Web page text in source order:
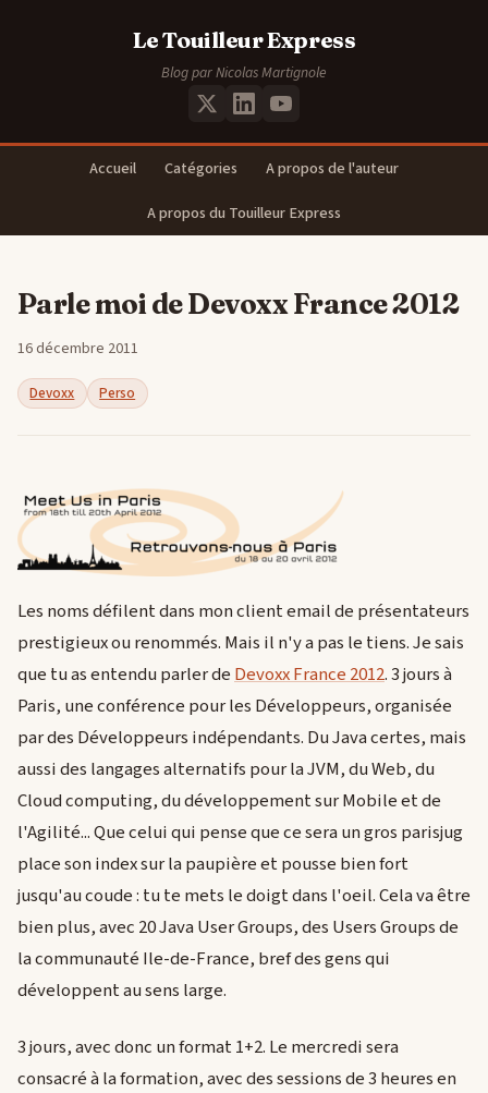
Le Touilleur Express
Blog par Nicolas Martignole
Accueil Catégories
A propos de l'auteur
A propos du Touilleur Express
Parle moi de Devoxx France 2012
16 décembre 2011
Devoxx Perso
Les noms défilent dans mon client email de présentateurs
prestigieux ou renommés. Mais il n'y a pas le tiens. Je sais
que tu as entendu parler deDevoxx France 2012. 3 jours à
Paris, une conférence pour les Développeurs, organisée
par des Développeurs indépendants. Du Java certes, mais
aussi des langages alternatifs pour la JVM, du Web, du
Cloud computing, du développement sur Mobile et de
l'Agilité... Que celui qui pense que ce sera un gros parisjug
place son index sur la paupière et pousse bien fort
jusqu'au coude : tu te mets le doigt dans l'oeil. Cela va être
bien plus, avec 20 Java User Groups, des Users Groups de
la communauté Ile-de-France, bref des gens qui
développent au sens large.
3 jours, avec donc un format 1+2. Le mercredi sera
consacré à la formation, avec des sessions de 3 heures en